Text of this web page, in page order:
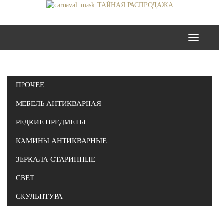
ТАЙНАЯ РАСПРОДАЖА
Меню
ПРОЧЕЕ
МЕБЕЛЬ АНТИКВАРНАЯ
РЕДКИЕ ПРЕДМЕТЫ
КАМИНЫ АНТИКВАРНЫЕ
ЗЕРКАЛА СТАРИННЫЕ
СВЕТ
СКУЛЬПТУРА